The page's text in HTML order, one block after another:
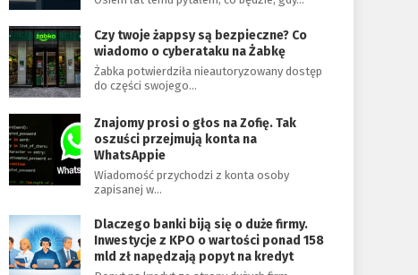
Czy twoje żappsy są bezpieczne? Co
wiadomo o cyberataku na Żabkę
Żabka potwierdziła nieautoryzowany dostęp
do części swojego…
Znajomy prosi o głos na Zofię. Tak
oszuści przejmują konta na
WhatsAppie
Wiadomość przychodzi z konta osoby
zapisanej w…
Dlaczego banki biją się o duże firmy.
Inwestycje z KPO o wartości ponad 158
mld zł napędzają popyt na kredyt